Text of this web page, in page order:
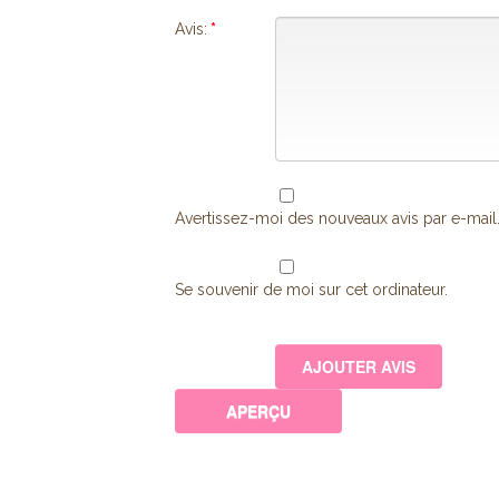
Avis: *
Avertissez-moi des nouveaux avis par e-mail.
Se souvenir de moi sur cet ordinateur.